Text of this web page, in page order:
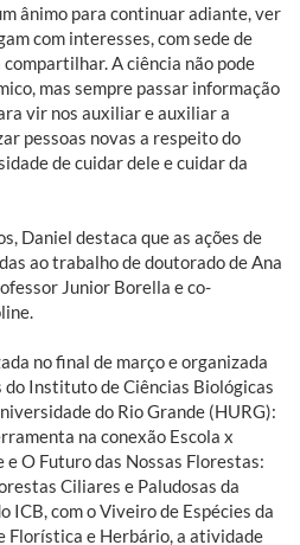
ânimo para continuar adiante, ver
com interesses, com sede de
A ciência não pode
mas sempre passar informação
vir nos auxiliar e auxiliar a
pessoas novas a respeito do
de cuidar dele e cuidar da
Daniel destaca que as ações de
ao trabalho de doutorado de Ana
Junior Borella e co-
no final de março e organizada
do Instituto de Ciências Biológicas
do Rio Grande (HURG):
na conexão Escola x
O Futuro das Nossas Florestas:
Ciliares e Paludosas da
ICB, com o Viveiro de Espécies da
Florística e Herbário, a atividade